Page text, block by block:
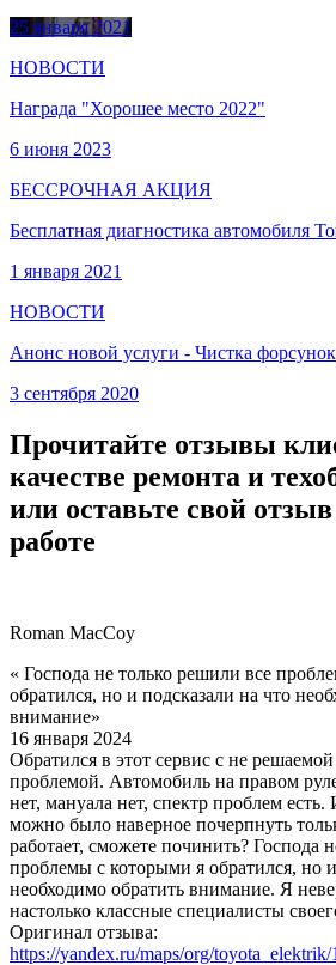
25 января 2021
НОВОСТИ
Награда "Хорошее место 2022"
6 июня 2023
БЕССРОЧНАЯ АКЦИЯ
Бесплатная диагностика автомобиля
1 января 2021
НОВОСТИ
Анонс новой услуги - Чистка форсунок
3 сентября 2020
Прочитайте отзывы
качестве ремонта и
или оставьте свой
работе
Roman MacCoy
« Господа не только решили все
обратился, но и подсказали на что
внимание»
16 января 2024
Обратился в этот сервис с не
проблемой. Автомобиль на правом
нет, мануала нет, спектр проблем
можно было наверное почерпнуть
работает, сможете починить? Господа
проблемы с которыми я обратился, но
необходимо обратить внимание. Я
настолько классные специалисты
Оригинал отзыва:
https://yandex.ru/maps/org/